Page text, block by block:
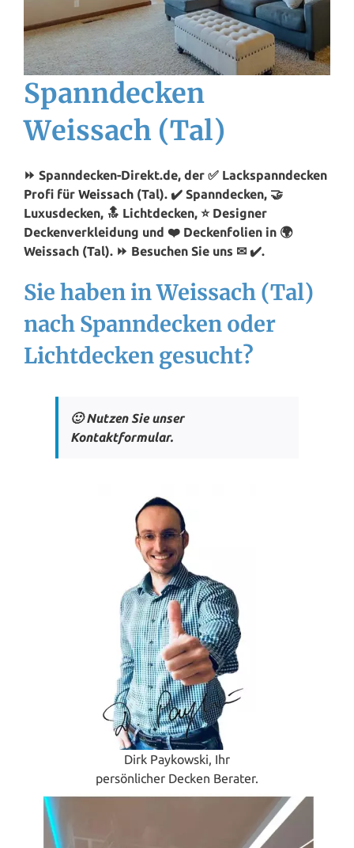
Spanndecken
Weissach (Tal)
⏩ Spanndecken-Direkt.de, der ✅ Lackspanndecken
Profi für Weissach (Tal). ✔️ Spanndecken, 🤝
Luxusdecken, 🔝 Lichtdecken, ⭐ Designer
Deckenverkleidung und ❤️ Deckenfolien in 🌍
Weissach (Tal). ⏩ Besuchen Sie uns ✉ ✔️.
Sie haben in Weissach (Tal)
nach Spanndecken oder
Lichtdecken gesucht?
🙂 Nutzen Sie unser
Kontaktformular.
Dirk Paykowski, Ihr
persönlicher Decken Berater.